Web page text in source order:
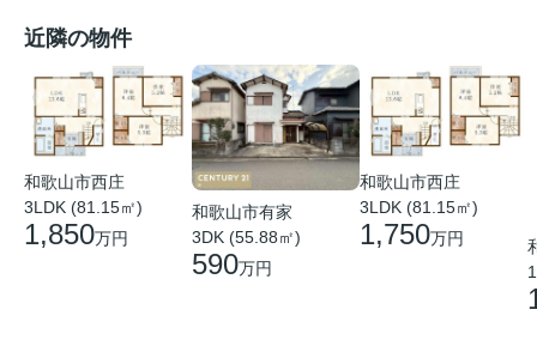
近隣の物件
和歌山市西庄
3LDK (81.15㎡)
1,850万円
和歌山市有家
3DK (55.88㎡)
590万円
和歌山市西庄
3LDK (81.15㎡)
1,750万円